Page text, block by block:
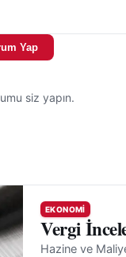
Yap
siz yapın.
EKONOMI
Vergi
Hazine ve